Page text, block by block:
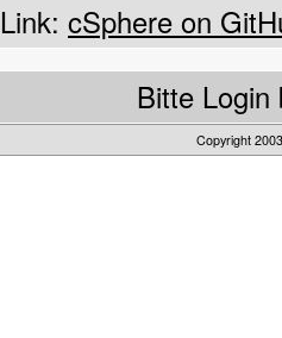
Link: cSphere on
Bitte Login
Copyright